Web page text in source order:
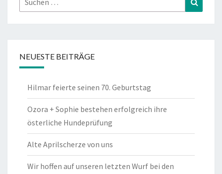
nach:
NEUESTE BEITRÄGE
Hilmar feierte seinen 70. Geburtstag
Ozora + Sophie bestehen erfolgreich ihre
österliche Hundeprüfung
Alte Aprilscherze von uns
Wir hoffen auf unseren letzten Wurf bei den